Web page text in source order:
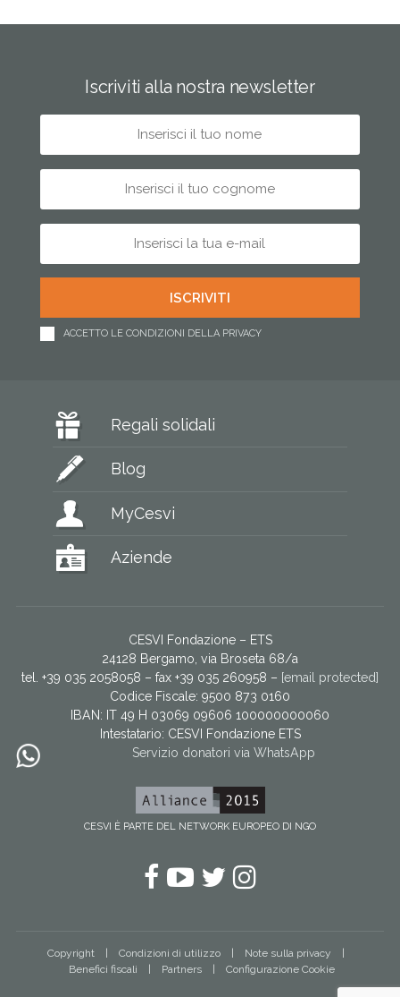
Iscriviti alla nostra newsletter
ACCETTO LE CONDIZIONI DELLA PRIVACY
Regali solidali
Blog
MyCesvi
Aziende
CESVI Fondazione – ETS
24128 Bergamo, via Broseta 68/a
tel. +39 035 2058058 – fax +39 035 260958 – [email protected]
Codice Fiscale: 9500 873 0160
IBAN: IT 49 H 03069 09606 100000000060
Intestatario: CESVI Fondazione ETS
Servizio donatori via WhatsApp
CESVI È PARTE DEL NETWORK EUROPEO DI NGO
Facebook
YouTube
Twitter
Instagram
Copyright Condizioni di utilizzo
Note sulla privacy
Benefici fiscali
Partners Configurazione Cookie